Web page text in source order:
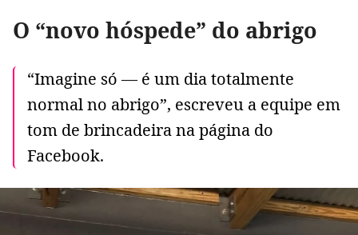
O “novo hóspede” do abrigo
“Imagine só — é um dia totalmente
normal no abrigo”, escreveu a equipe em
tom de brincadeira na página do
Facebook.